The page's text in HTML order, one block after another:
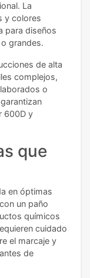
La
y colores
para diseños
grandes.
de alta
complejos,
o
600D y
que
en óptimas
un paño
químicos
cuidado
el marcaje y
de